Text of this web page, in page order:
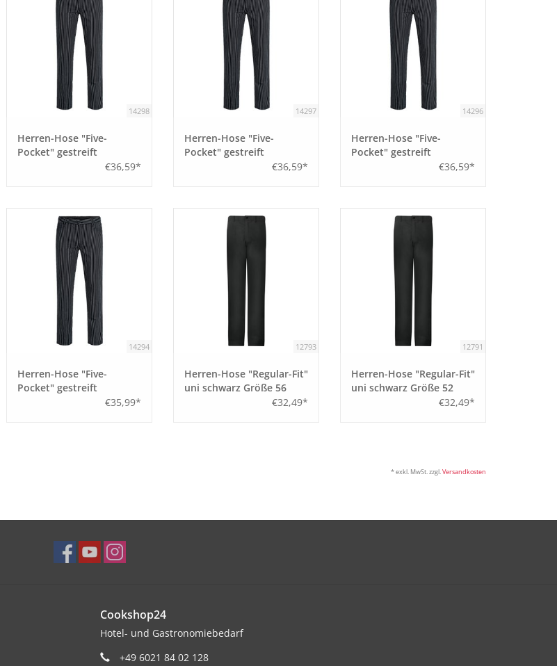
14298
Herren-Hose "Five-
Pocket" gestreift
schwarz/ weiß Größe 50
€36,59*
14297
Herren-Hose "Five-
Pocket" gestreift
schwarz/ weiß Größe 48
€36,59*
14296
Herren-Hose "Five-
Pocket" gestreift
schwarz/ weiß Größe 46
€36,59*
14294
Herren-Hose "Five-
Pocket" gestreift
schwarz/ weiß Größe 42
€35,99*
12793
Herren-Hose "Regular-Fit"
uni schwarz Größe 56
€32,49*
12791
Herren-Hose "Regular-Fit"
uni schwarz Größe 52
€32,49*
* exkl. MwSt. zzgl. Versandkosten
Cookshop24
Hotel- und Gastronomiebedarf
+49 6021 84 02 128